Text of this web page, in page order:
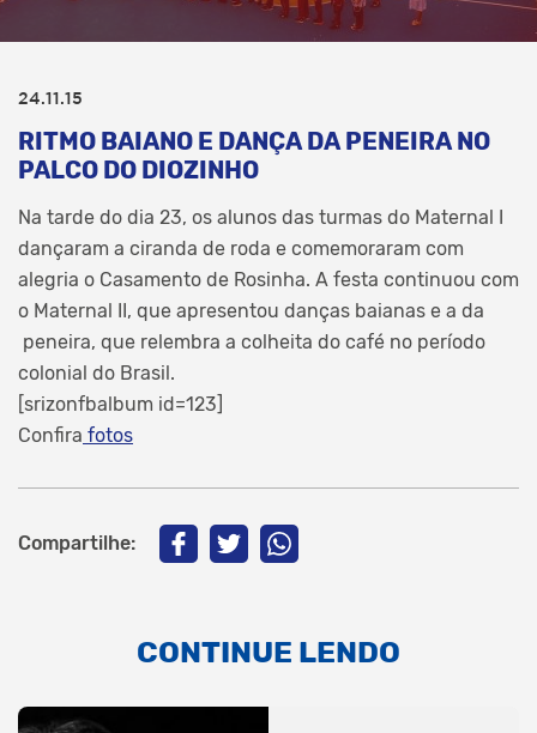
24.11.15
RITMO BAIANO E DANÇA DA PENEIRA NO
PALCO DO DIOZINHO
Na tarde do dia 23, os alunos das turmas do Maternal I
dançaram a ciranda de roda e comemoraram com
alegria o Casamento de Rosinha. A festa continuou com
o Maternal II, que apresentou danças baianas e a da
peneira, que relembra a colheita do café no período
colonial do Brasil.
[srizonfbalbum id=123]
Confira fotos
Compartilhe:
CONTINUE LENDO